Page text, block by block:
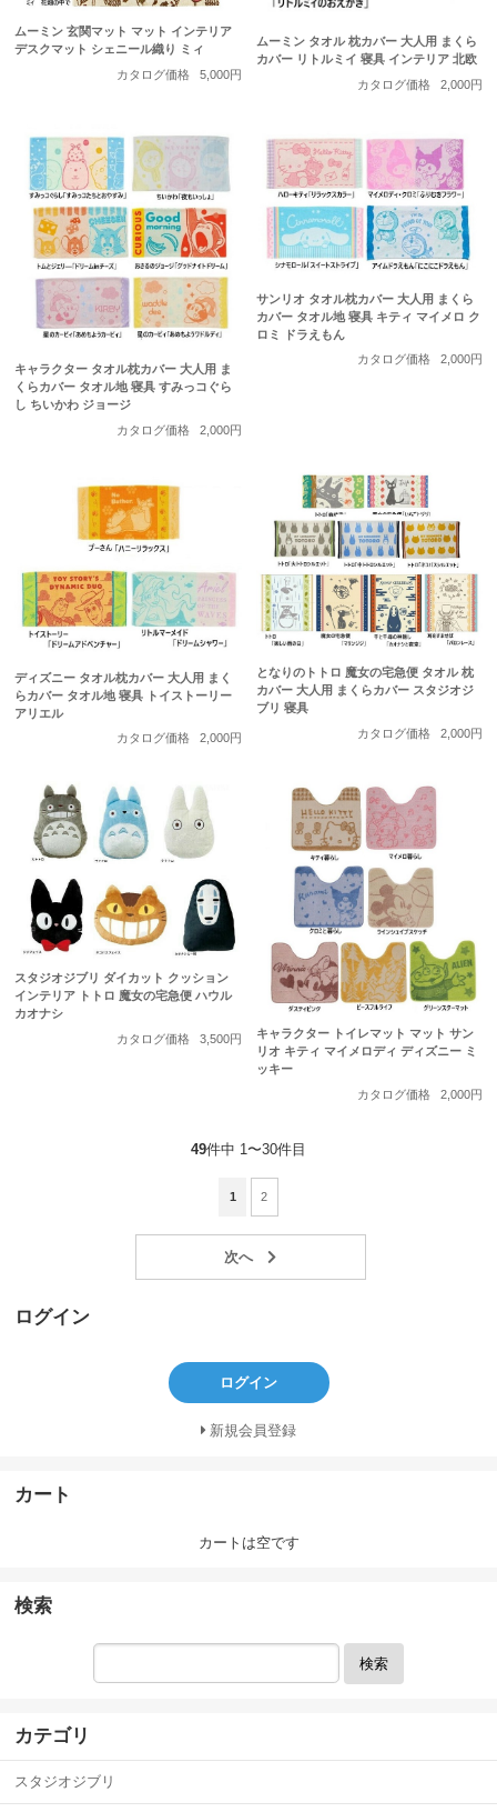
ムーミン 玄関マット マット インテリア
デスクマット シェニール織り ミィ
カタログ価格
5,000円
ムーミン タオル 枕カバー 大人用 まくら
カバー リトルミイ 寝具 インテリア 北欧
カタログ価格
2,000円
キャラクター タオル枕カバー 大人用 ま
くらカバー タオル地 寝具 すみっコぐら
し ちいかわ ジョージ
カタログ価格
2,000円
サンリオ タオル枕カバー 大人用 まくら
カバー タオル地 寝具 キティ マイメロ ク
ロミ ドラえもん
カタログ価格
2,000円
ディズニー タオル枕カバー 大人用 まく
らカバー タオル地 寝具 トイストーリー
アリエル
カタログ価格
2,000円
となりのトトロ 魔女の宅急便 タオル 枕
カバー 大人用 まくらカバー スタジオジ
ブリ 寝具
カタログ価格
2,000円
スタジオジブリ ダイカット クッション
インテリア トトロ 魔女の宅急便 ハウル
カオナシ
カタログ価格
3,500円
キャラクター トイレマット マット サン
リオ キティ マイメロディ ディズニー ミ
ッキー
カタログ価格
2,000円
49件中 1〜30件目
1 2
ログイン
ログイン
新規会員登録
カート
カートは空です
検索
検索
カテゴリ
スタジオジブリ